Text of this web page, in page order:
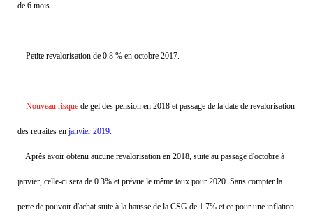
de 6 mois.
Petite revalorisation de 0.8 % en octobre 2017.
Nouveau risque de gel des pension en 2018 et passage de la date de revalorisation
des retraites en janvier 2019.
Après avoir obtenu aucune revalorisation en 2018, suite au passage d'octobre à
janvier, celle-ci sera de 0.3% et prévue le même taux pour 2020. Sans compter la
perte de pouvoir d'achat suite à la hausse de la CSG de 1.7% et ce pour une inflation